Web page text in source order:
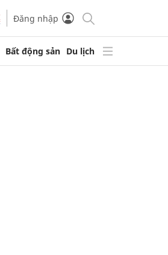
Đăng nhập
Bất động sản Du lịch